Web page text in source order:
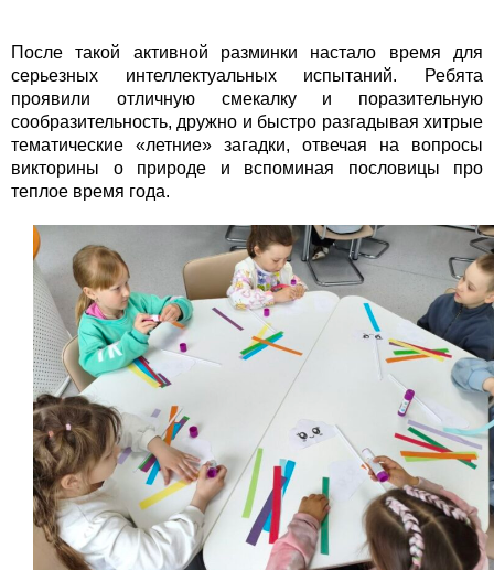
После такой активной разминки настало время для
серьезных интеллектуальных испытаний. Ребята
проявили отличную смекалку и поразительную
сообразительность, дружно и быстро разгадывая хитрые
тематические «летние» загадки, отвечая на вопросы
викторины о природе и вспоминая пословицы про
теплое время года.